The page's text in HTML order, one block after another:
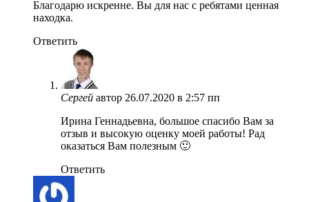
Благодарю искренне. Вы для нас с ребятами ценная
находка.
Ответить
Сергей автор 26.07.2020 в 2:57 пп
Ирина Геннадьевна, большое спасибо Вам за
отзыв и высокую оценку моей работы! Рад
оказаться Вам полезным 🙂
Ответить